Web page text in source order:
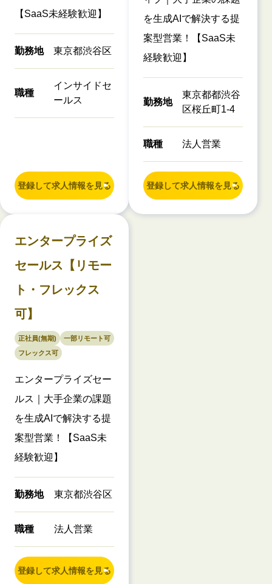
【SaaS未経験歓迎】
勤務地 東京都渋谷区
職種
インサイドセ
ールス
登録して求人情報を見る
を生成AIで解決する提
案型営業！【SaaS未
経験歓迎】
勤務地
東京都都渋谷
区桜丘町1-4
職種 法人営業
登録して求人情報を見る
エンタープライズ
セールス【リモー
ト・フレックス
可】
正社員(無期)
一部リモート可
フレックス可
エンタープライズセー
ルス｜大手企業の課題
を生成AIで解決する提
案型営業！【SaaS未
経験歓迎】
勤務地 東京都渋谷区
職種 法人営業
登録して求人情報を見る